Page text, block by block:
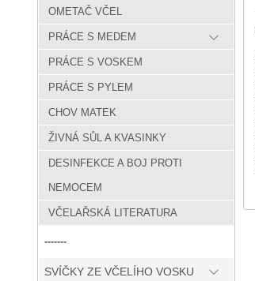
OMETAČ VČEL
PRÁCE S MEDEM
PRÁCE S VOSKEM
PRÁCE S PYLEM
CHOV MATEK
ŽIVNÁ SŮL A KVASINKY
DESINFEKCE A BOJ PROTI
NEMOCEM
VČELAŘSKÁ LITERATURA
-------
SVÍČKY ZE VČELÍHO VOSKU